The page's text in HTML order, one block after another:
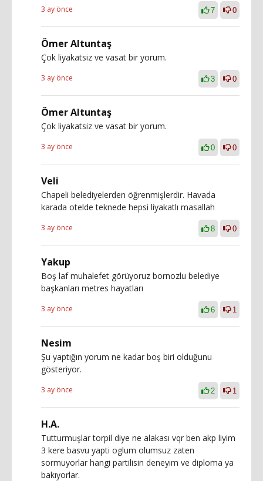
3 ay önce 7 0
Ömer Altuntaş
Çok liyakatsiz ve vasat bir yorum.
3 ay önce 3 0
Ömer Altuntaş
Çok liyakatsiz ve vasat bir yorum.
3 ay önce 0 0
Veli
Chapeli belediyelerden öğrenmişlerdir. Havada
karada otelde teknede hepsi liyakatlı masallah
3 ay önce 8 0
Yakup
Boş laf muhalefet görüyoruz bornozlu belediye
başkanları metres hayatları
3 ay önce 6 1
Nesim
Şu yaptığın yorum ne kadar boş biri olduğunu
gösteriyor.
3 ay önce 2 1
H.A.
Tutturmuşlar torpil diye ne alakası vqr ben akp liyim
3 kere basvu yapti oglum olumsuz zaten
sormuyorlar hangi partilisin deneyim ve diploma ya
bakıyorlar.